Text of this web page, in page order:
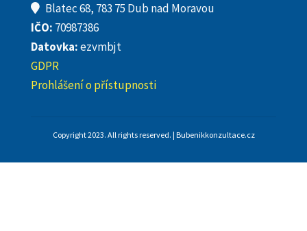
Blatec 68, 783 75 Dub nad Moravou
IČO: 70987386
Datovka:ezvmbjt
GDPR
Prohlášení o přístupnosti
Copyright 2023. All rights reserved. | Bubenikkonzultace.cz